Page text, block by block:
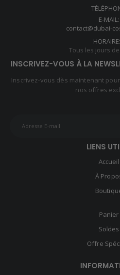
E-MAIL:
contact@dubai-
Tous les jours
INSCRIVEZ-VOUS À LA
Inscrivez-vous dès maintenant
nos offres
LIENS
Accueil
À
Panier
Soldes
Offre